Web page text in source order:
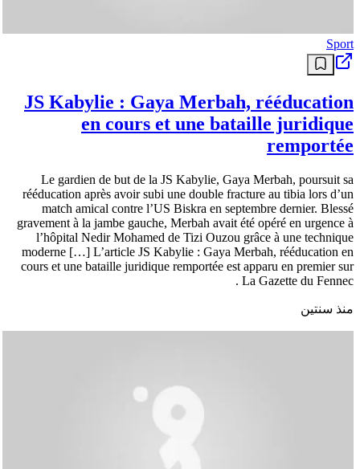
Sport
JS Kabylie : Gaya Merbah, rééducation
en cours et une bataille juridique
remportée
Le gardien de but de la JS Kabylie, Gaya Merbah, poursuit sa
rééducation après avoir subi une double fracture au tibia lors d’un
match amical contre l’US Biskra en septembre dernier. Blessé
gravement à la jambe gauche, Merbah avait été opéré en urgence à
l’hôpital Nedir Mohamed de Tizi Ouzou grâce à une technique
moderne […] L’article JS Kabylie : Gaya Merbah, rééducation en
cours et une bataille juridique remportée est apparu en premier sur
La Gazette du Fennec .
منذ سنتين